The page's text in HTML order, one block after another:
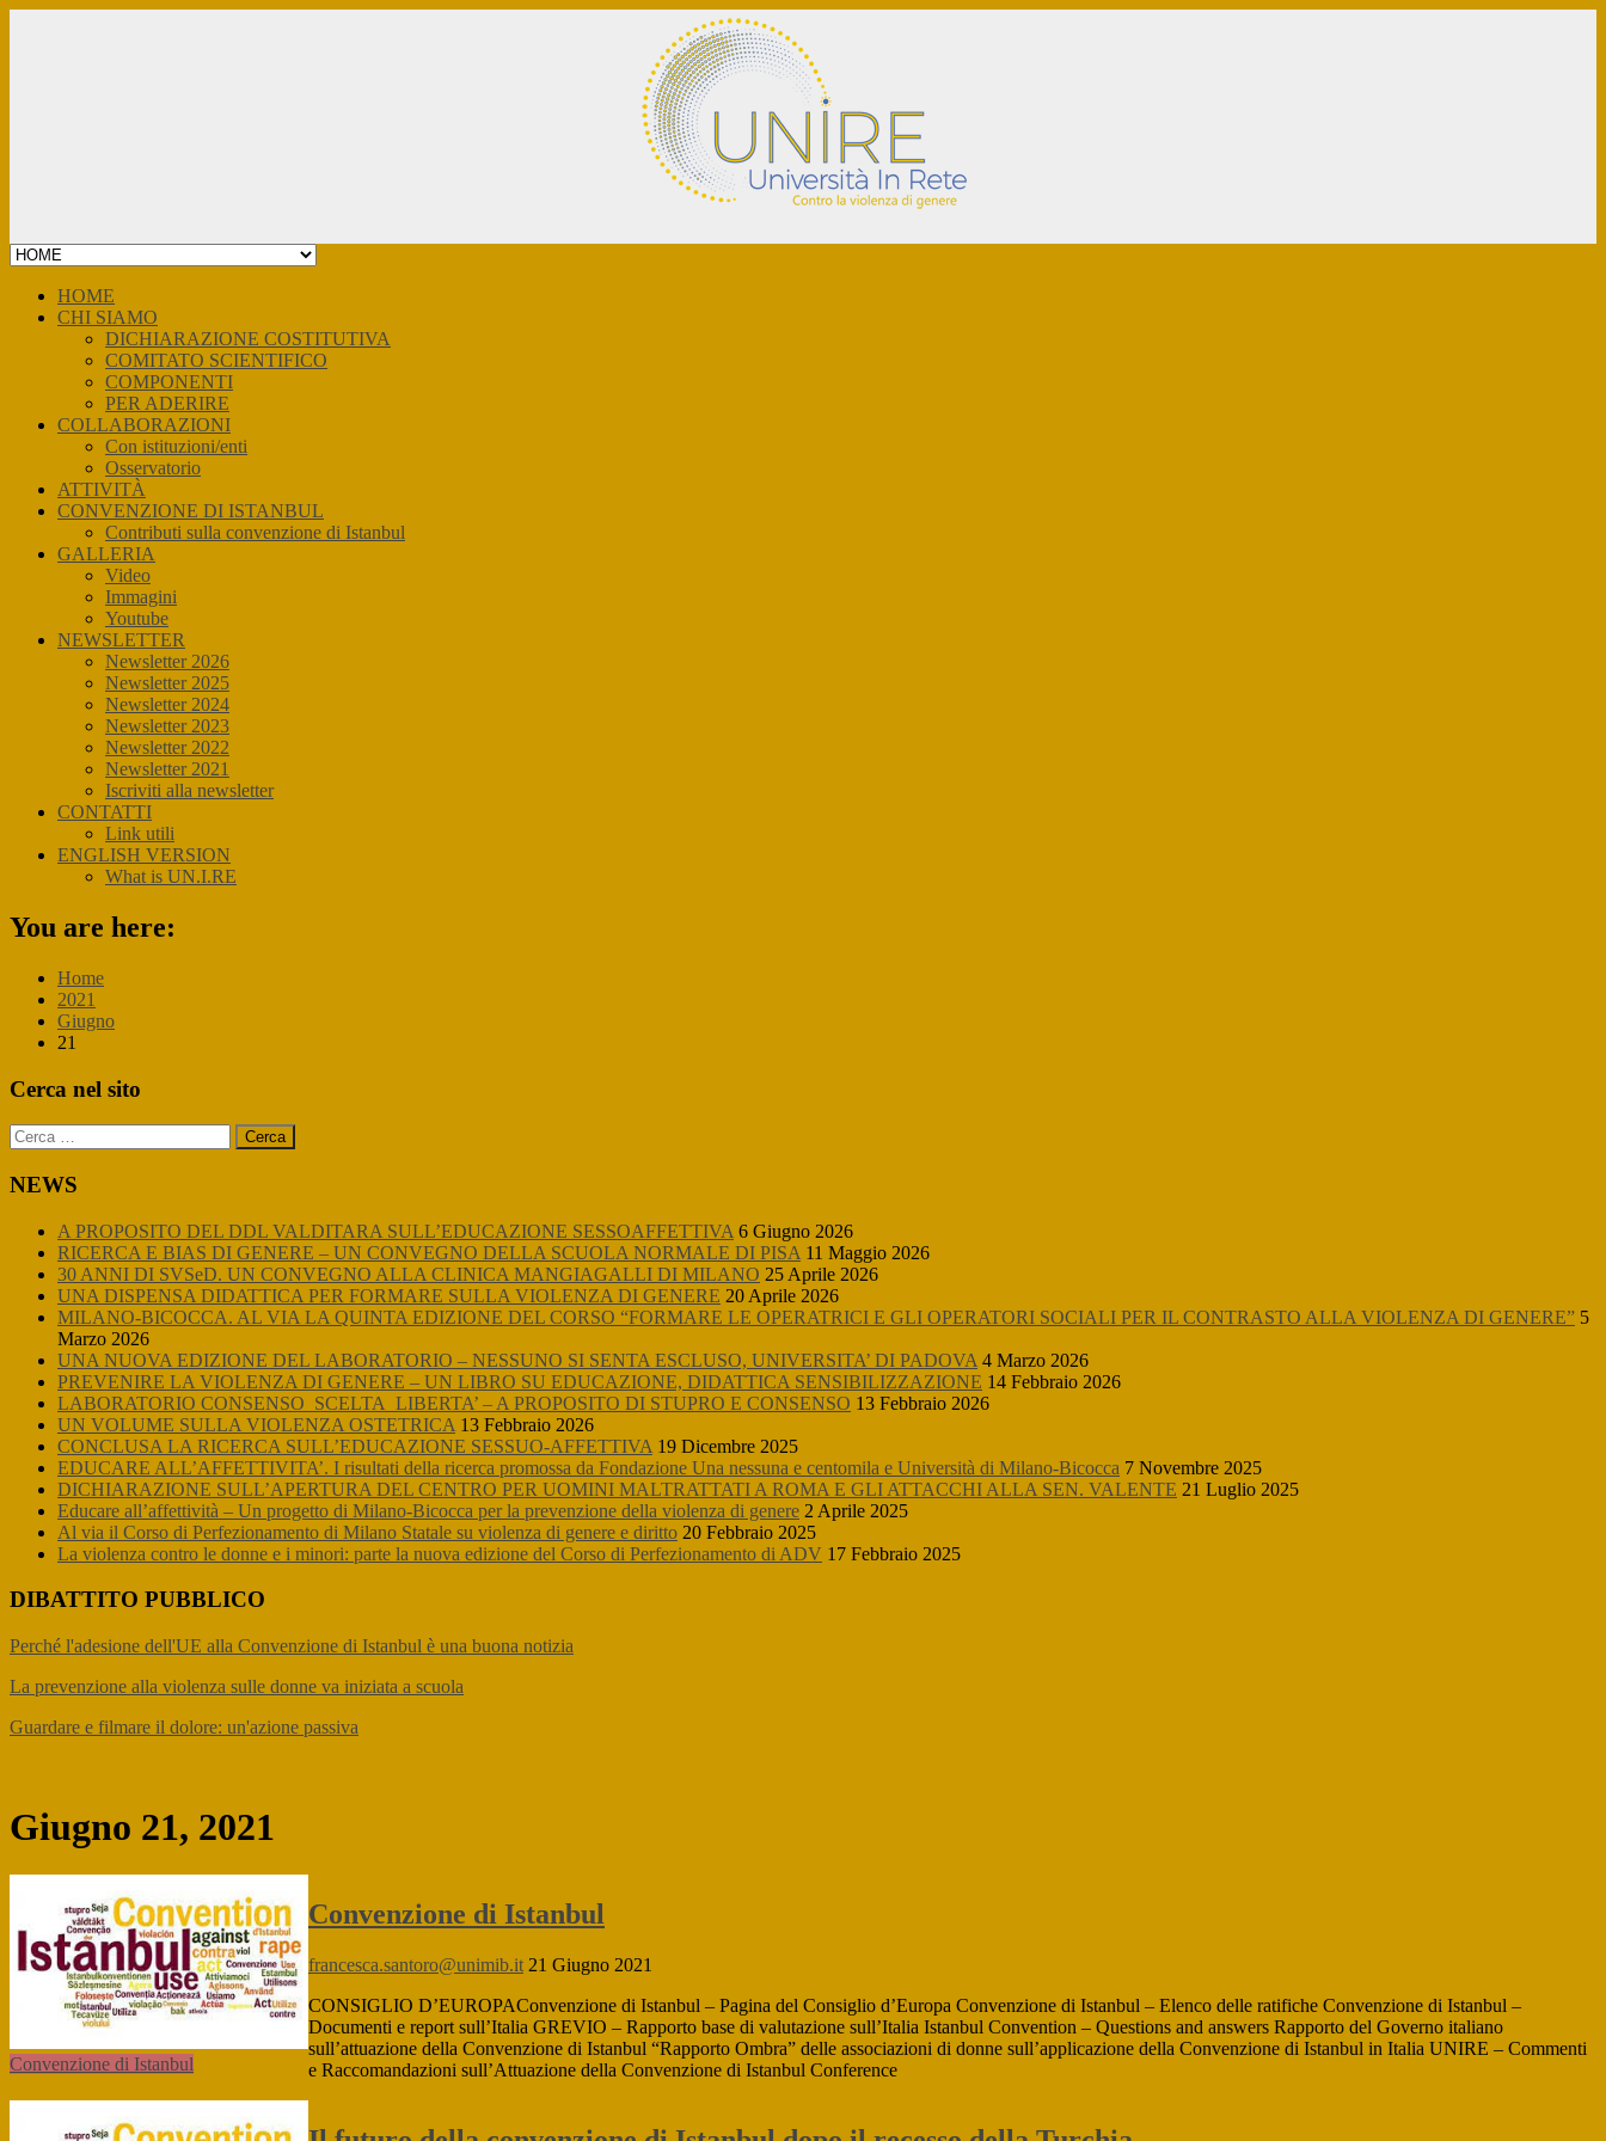
HOME
CHI SIAMO
DICHIARAZIONE COSTITUTIVA
COMITATO SCIENTIFICO
COMPONENTI
PER ADERIRE
COLLABORAZIONI
Con istituzioni/enti
Osservatorio
ATTIVITÀ
CONVENZIONE DI ISTANBUL
Contributi sulla convenzione di Istanbul
GALLERIA
Video
Immagini
Youtube
NEWSLETTER
Newsletter 2026
Newsletter 2025
Newsletter 2024
Newsletter 2023
Newsletter 2022
Newsletter 2021
Iscriviti alla newsletter
CONTATTI
Link utili
ENGLISH VERSION
What is UN.I.RE
You are here:
Home
2021
Giugno
21
Primary
Cerca nel sito
Ricerca
per:
NEWS
A PROPOSITO DEL DDL VALDITARA SULL’EDUCAZIONE SESSOAFFETTIVA 6 Giugno 2026
RICERCA E BIAS DI GENERE – UN CONVEGNO DELLA SCUOLA NORMALE DI PISA 11 Maggio 2026
30 ANNI DI SVSeD. UN CONVEGNO ALLA CLINICA MANGIAGALLI DI MILANO 25 Aprile 2026
UNA DISPENSA DIDATTICA PER FORMARE SULLA VIOLENZA DI GENERE 20 Aprile 2026
MILANO-BICOCCA. AL VIA LA QUINTA EDIZIONE DEL CORSO “FORMARE LE OPERATRICI E GLI OPERATORI SOCIALI PER IL CONTRASTO ALLA VIOLENZA DI GENERE” 5
Marzo 2026
UNA NUOVA EDIZIONE DEL LABORATORIO – NESSUNO SI SENTA ESCLUSO, UNIVERSITA’ DI PADOVA 4 Marzo 2026
PREVENIRE LA VIOLENZA DI GENERE – UN LIBRO SU EDUCAZIONE, DIDATTICA SENSIBILIZZAZIONE 14 Febbraio 2026
LABORATORIO CONSENSO_SCELTA_LIBERTA’ – A PROPOSITO DI STUPRO E CONSENSO 13 Febbraio 2026
UN VOLUME SULLA VIOLENZA OSTETRICA 13 Febbraio 2026
CONCLUSA LA RICERCA SULL’EDUCAZIONE SESSUO-AFFETTIVA 19 Dicembre 2025
EDUCARE ALL’AFFETTIVITA’. I risultati della ricerca promossa da Fondazione Una nessuna e centomila e Università di Milano-Bicocca 7 Novembre 2025
DICHIARAZIONE SULL’APERTURA DEL CENTRO PER UOMINI MALTRATTATI A ROMA E GLI ATTACCHI ALLA SEN. VALENTE 21 Luglio 2025
Educare all’affettività – Un progetto di Milano-Bicocca per la prevenzione della violenza di genere 2 Aprile 2025
Al via il Corso di Perfezionamento di Milano Statale su violenza di genere e diritto 20 Febbraio 2025
La violenza contro le donne e i minori: parte la nuova edizione del Corso di Perfezionamento di ADV 17 Febbraio 2025
DIBATTITO PUBBLICO
Perché l'adesione dell'UE alla Convenzione di Istanbul è una buona notizia
La prevenzione alla violenza sulle donne va iniziata a scuola
Guardare e filmare il dolore: un'azione passiva
Giugno 21, 2021
Convenzione di Istanbul
Convenzione di Istanbul
francesca.santoro@unimib.it 21 Giugno 2021
CONSIGLIO D’EUROPAConvenzione di Istanbul – Pagina del Consiglio d’Europa Convenzione di Istanbul – Elenco delle ratifiche Convenzione di Istanbul –
Documenti e report sull’Italia GREVIO – Rapporto base di valutazione sull’Italia Istanbul Convention – Questions and answers Rapporto del Governo italiano
sull’attuazione della Convenzione di Istanbul “Rapporto Ombra” delle associazioni di donne sull’applicazione della Convenzione di Istanbul in Italia UNIRE – Commenti
e Raccomandazioni sull’Attuazione della Convenzione di Istanbul Conference